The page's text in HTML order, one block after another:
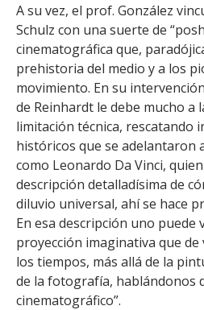
A su vez, el prof. González
Schulz con una suerte de
cinematográfica que,
prehistoria del medio y a los
movimiento. En su
de Reinhardt le debe mucho a
limitación técnica, rescatando
históricos que se adelantaron
como Leonardo Da Vinci,
descripción detalladísima de
diluvio universal, ahí se hace
En esa descripción uno puede
proyección imaginativa que de
los tiempos, más allá de la
de la fotografía, hablándonos
cinematográfico”.